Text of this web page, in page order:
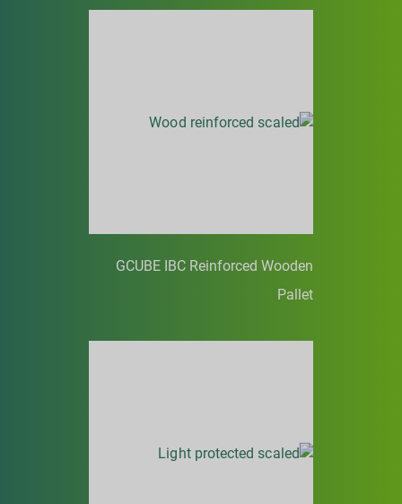
GCUBE IBC Reinforced Wooden
Pallet